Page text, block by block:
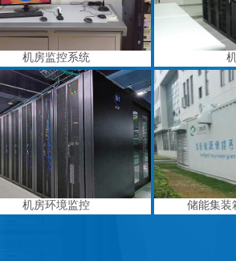
机房监控系统
机房环境监控 储能集装